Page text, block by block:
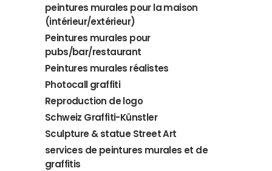
peintures murales pour la maison
(intérieur/extérieur)
Peintures murales pour
pubs/bar/restaurant
Peintures murales réalistes
Photocall graffiti
Reproduction de logo
Schweiz Graffiti-Künstler
Sculpture & statue Street Art
services de peintures murales et de
graffitis